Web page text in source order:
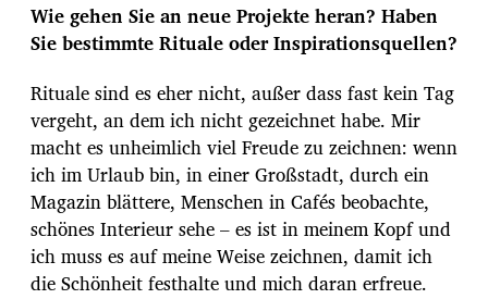
Wie gehen Sie an neue Projekte heran? Haben
Sie bestimmte Rituale oder Inspirationsquellen?
Rituale sind es eher nicht, außer dass fast kein Tag
vergeht, an dem ich nicht gezeichnet habe. Mir
macht es unheimlich viel Freude zu zeichnen: wenn
ich im Urlaub bin, in einer Großstadt, durch ein
Magazin blättere, Menschen in Cafés beobachte,
schönes Interieur sehe – es ist in meinem Kopf und
ich muss es auf meine Weise zeichnen, damit ich
die Schönheit festhalte und mich daran erfreue.